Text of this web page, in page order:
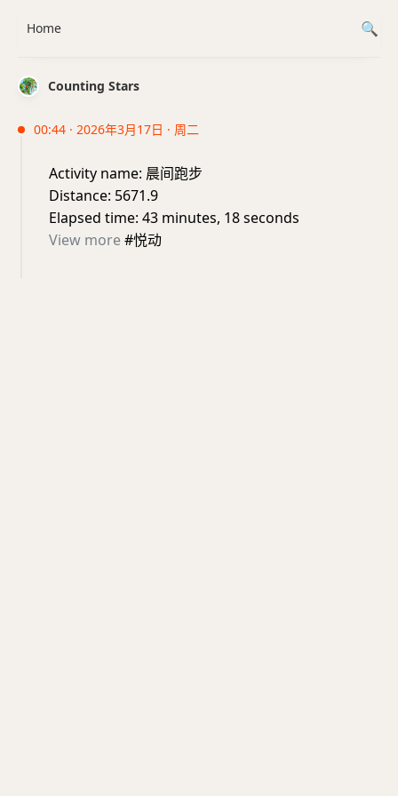
Counting Stars
00:44 · 2026年3月17日 · 周二
Activity name: 晨间跑步
Distance: 5671.9
Elapsed time: 43 minutes, 18 seconds
View more#悦动
Home